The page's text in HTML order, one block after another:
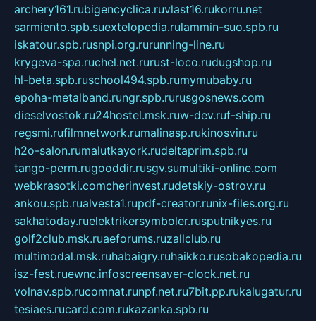
archery161.rubigencyclica.ruvlast16.rukorru.net
sarmiento.spb.suextelopedia.rulammin-suo.spb.ru
iskatour.spb.rusnpi.org.rurunning-line.ru
krygeva-spa.ruchel.net.rurust-loco.rudugshop.ru
hl-beta.spb.ruschool494.spb.rumymubaby.ru
epoha-metalband.rungr.spb.rurusgosnews.com
dieselvostok.ru24hostel.msk.ruw-dev.ruf-ship.ru
regsmi.rufilmnetwork.rumalinasp.rukinosvin.ru
h2o-salon.rumalutkayork.rudeltaprim.spb.ru
tango-perm.rugooddir.rusgv.sumultiki-online.com
webkrasotki.comcherinvest.rudetskiy-ostrov.ru
ankou.spb.rualvesta1.rupdf-creator.runix-files.org.ru
sakhatoday.ruelektrikersymboler.rusputnikyes.ru
golf2club.msk.ruaeforums.ruzallclub.ru
multimodal.msk.ruhabaigry.ruhaikko.rusobakopedia.ru
isz-fest.ruewnc.infoscreensaver-clock.net.ru
volnav.spb.rucomnat.runpf.net.ru7bit.pp.rukalugatur.ru
tesiaes.rucard.com.rukazanka.spb.ru